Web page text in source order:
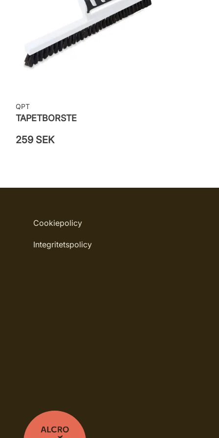
QPT
TAPETBORSTE
259 SEK
Cookiepolicy
Integritetspolicy